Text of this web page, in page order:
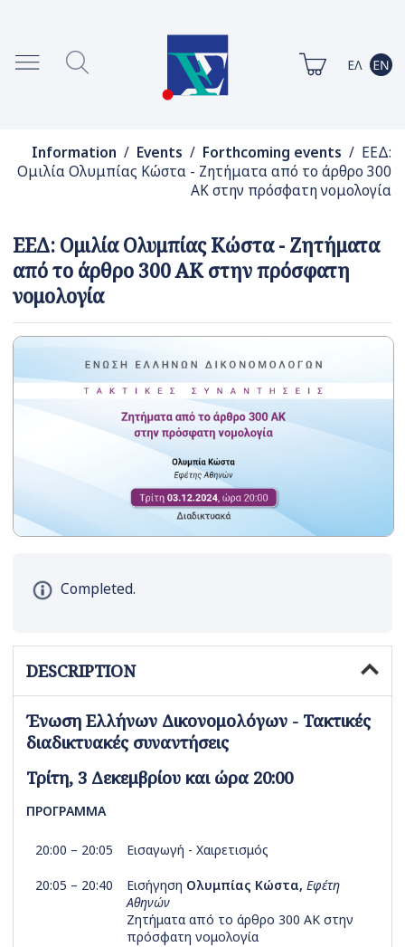
Information / Events / Forthcoming events / ΕΕΔ:
Ομιλία Ολυμπίας Κώστα - Ζητήματα από το άρθρο 300
ΑΚ στην πρόσφατη νομολογία
ΕΕΔ: Ομιλία Ολυμπίας Κώστα - Ζητήματα
από το άρθρο 300 ΑΚ στην πρόσφατη
νομολογία
Completed.
DESCRIPTION
Ένωση Ελλήνων Δικονομολόγων - Τακτικές
διαδικτυακές συναντήσεις
Τρίτη, 3 Δεκεμβρίου και ώρα 20:00
ΠΡΟΓΡΑΜΜΑ
20:00 – 20:05 Εισαγωγή - Χαιρετισμός
20:05 – 20:40 Εισήγηση Ολυμπίας Κώστα, Εφέτη
Αθηνών
Ζητήματα από το άρθρο 300 ΑΚ στην
πρόσφατη νομολογία